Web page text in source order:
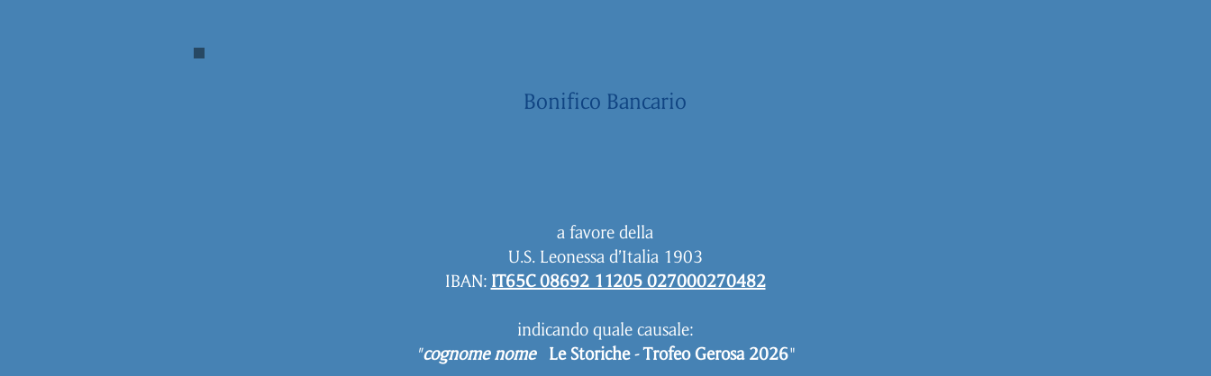
Bonifico Bancario
a favore della
U.S. Leonessa d’Italia 1903
IBAN: IT65C 08692 11205 027000270482
indicando quale causale:
"cognome nomeLe Storiche - Trofeo Gerosa 2026"